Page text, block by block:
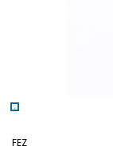
FEZ